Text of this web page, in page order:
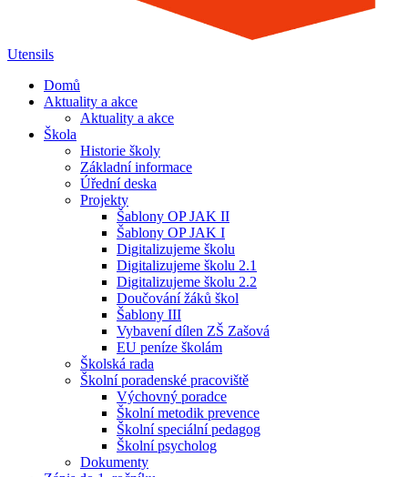
Utensils
Domů
Aktuality a akce
Aktuality a akce
Škola
Historie školy
Základní informace
Úřední deska
Projekty
Šablony OP JAK II
Šablony OP JAK I
Digitalizujeme školu
Digitalizujeme školu 2.1
Digitalizujeme školu 2.2
Doučování žáků škol
Šablony III
Vybavení dílen ZŠ Zašová
EU peníze školám
Školská rada
Školní poradenské pracoviště
Výchovný poradce
Školní metodik prevence
Školní speciální pedagog
Školní psycholog
Dokumenty